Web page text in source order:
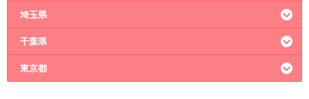
高崎市のキャバクラ
埼玉県
大宮のキャバクラ
川越市のキャバクラ
千葉県
船橋市のキャバクラ
東京都